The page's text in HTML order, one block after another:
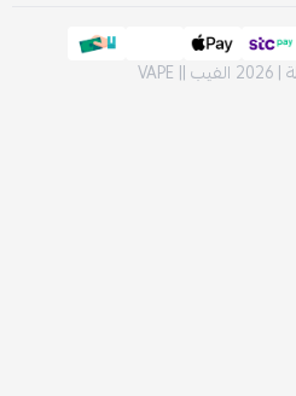
الفيب || VAPE